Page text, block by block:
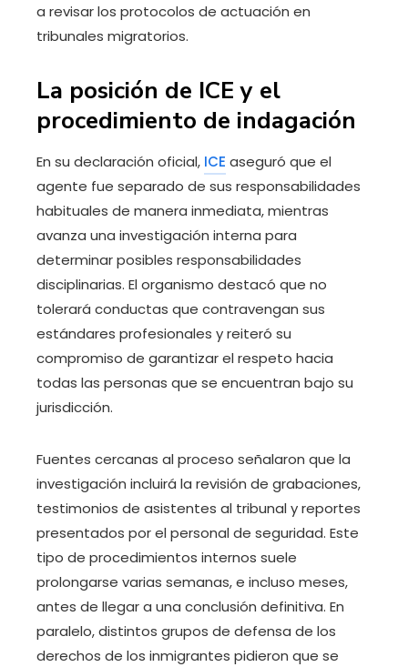
a revisar los protocolos de actuación en
tribunales migratorios.
La posición de ICE y el
procedimiento de indagación
En su declaración oficial, ICE aseguró que el
agente fue separado de sus responsabilidades
habituales de manera inmediata, mientras
avanza una investigación interna para
determinar posibles responsabilidades
disciplinarias. El organismo destacó que no
tolerará conductas que contravengan sus
estándares profesionales y reiteró su
compromiso de garantizar el respeto hacia
todas las personas que se encuentran bajo su
jurisdicción.
Fuentes cercanas al proceso señalaron que la
investigación incluirá la revisión de grabaciones,
testimonios de asistentes al tribunal y reportes
presentados por el personal de seguridad. Este
tipo de procedimientos internos suele
prolongarse varias semanas, e incluso meses,
antes de llegar a una conclusión definitiva. En
paralelo, distintos grupos de defensa de los
derechos de los inmigrantes pidieron que se